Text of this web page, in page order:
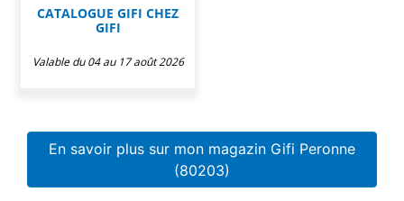
CATALOGUE GIFI CHEZ
GIFI
Valable du 04 au 17 août 2026
En savoir plus sur mon magazin Gifi Peronne
(80203)